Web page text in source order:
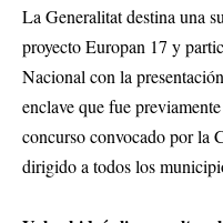
La Generalitat destina una
proyecto Europan 17 y
Nacional con la
enclave que fue
concurso convocado por la
dirigido a todos los